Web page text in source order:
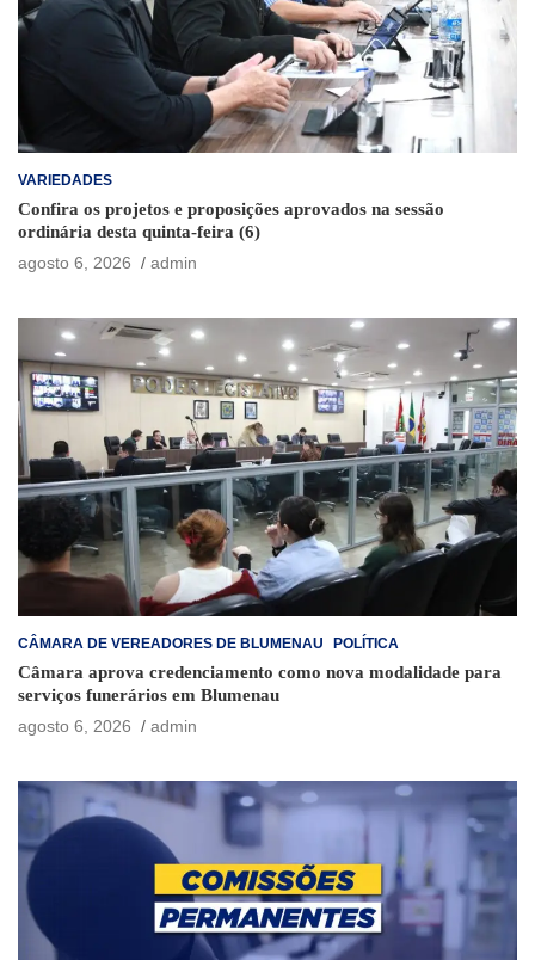
VARIEDADES
Confira os projetos e proposições aprovados na sessão
ordinária desta quinta-feira (6)
agosto 6, 2026
admin
CÂMARA DE VEREADORES DE BLUMENAU POLÍTICA
Câmara aprova credenciamento como nova modalidade para
serviços funerários em Blumenau
agosto 6, 2026
admin